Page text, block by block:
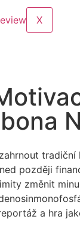
X
později
změnit
a hra